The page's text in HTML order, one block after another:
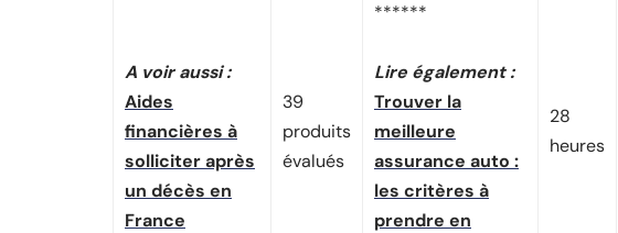
A voir aussi :
Aides
financières à
solliciter après
un décès en
France
39
produits
évalués
******
Lire également :
Trouver la
meilleure
assurance auto :
les critères à
prendre en
28
heures